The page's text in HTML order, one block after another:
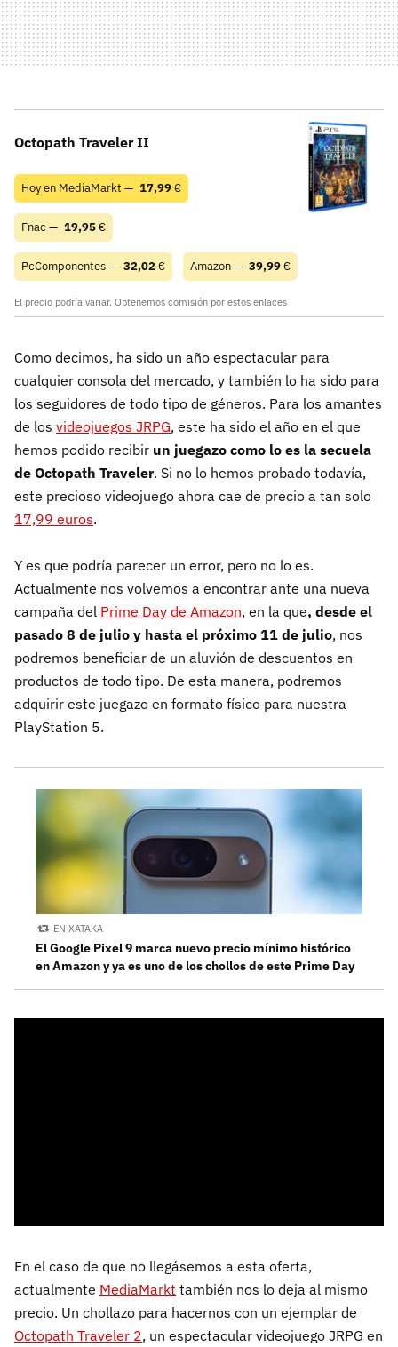
Octopath Traveler II
Hoy en MediaMarkt — 17,99€
Fnac — 19,95€
PcComponentes — 32,02€ Amazon — 39,99€
El precio podría variar. Obtenemos comisión por estos enlaces
Como decimos, ha sido un año espectacular para
cualquier consola del mercado, y también lo ha sido para
los seguidores de todo tipo de géneros. Para los amantes
de los videojuegos JRPG, este ha sido el año en el que
hemos podido recibir un juegazo como lo es la secuela
de Octopath Traveler. Si no lo hemos probado todavía,
este precioso videojuego ahora cae de precio a tan solo
17,99 euros.
Y es que podría parecer un error, pero no lo es.
Actualmente nos volvemos a encontrar ante una nueva
campaña del Prime Day de Amazon, en la que, desde el
pasado 8 de julio y hasta el próximo 11 de julio, nos
podremos beneficiar de un aluvión de descuentos en
productos de todo tipo. De esta manera, podremos
adquirir este juegazo en formato físico para nuestra
PlayStation 5.
EN XATAKA
El Google Pixel 9 marca nuevo precio mínimo histórico
en Amazon y ya es uno de los chollos de este Prime Day
En el caso de que no llegásemos a esta oferta,
actualmente MediaMarkt también nos lo deja al mismo
precio. Un chollazo para hacernos con un ejemplar de
Octopath Traveler 2, un espectacular videojuego JRPG en